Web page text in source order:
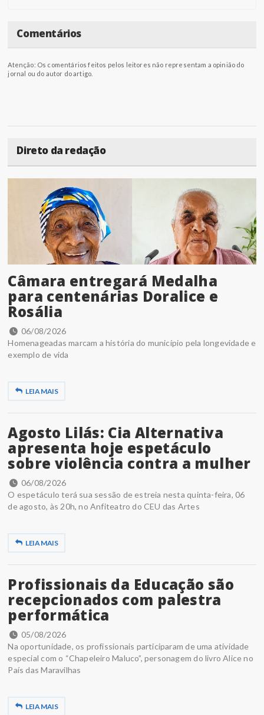
Comentários
Atenção: Os comentários feitos pelos leitores não representam a opinião do
jornal ou do autor do artigo.
Direto da redação
Câmara entregará Medalha
para centenárias Doralice e
Rosália
06/08/2026
Homenageadas marcam a história do município pela longevidade e
exemplo de vida
LEIA MAIS
Agosto Lilás: Cia Alternativa
apresenta hoje espetáculo
sobre violência contra a mulher
06/08/2026
O espetáculo terá sua sessão de estreia nesta quinta-feira, 06
de agosto, às 20h, no Anfiteatro do CEU das Artes
LEIA MAIS
Profissionais da Educação são
recepcionados com palestra
performática
05/08/2026
Na oportunidade, os profissionais participaram de uma atividade
especial com o “Chapeleiro Maluco”, personagem do livro Alice no
País das Maravilhas
LEIA MAIS